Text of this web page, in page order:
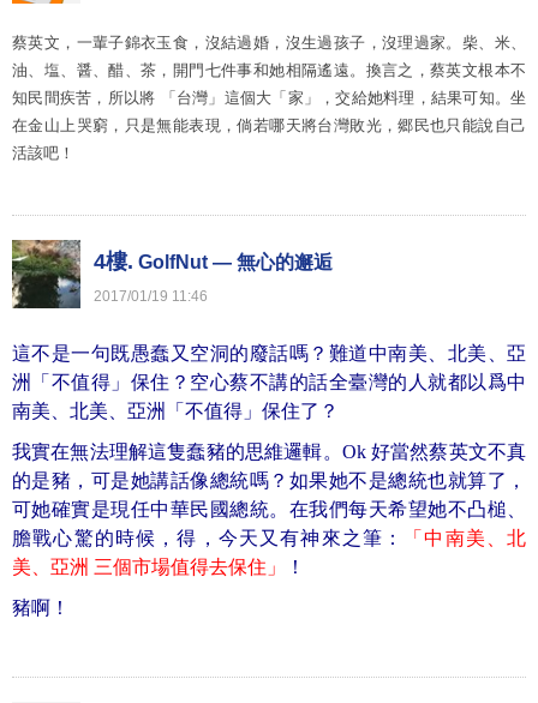
蔡英文，一輩子錦衣玉食，沒結過婚，沒生過孩子，沒理過家。柴、米、
油、塩、醤、醋、茶，開門七件事和她相隔遙遠。換言之，蔡英文根本不
知民間疾苦，所以將 「台灣」這個大「家」，交給她料理，結果可知。坐
在金山上哭窮，只是無能表現，倘若哪天將台灣敗光，郷民也只能說自己
活該吧！
4樓. GolfNut — 無心的邂逅
2017/01 /19 11 :46
這不是一句既愚蠢又空洞的廢話嗎？難道中南美、北美、亞
洲「不值得」保住？空心蔡不講的話全臺灣的人就都以爲中
南美、北美、亞洲「不值得」保住了？
我實在無法理解這隻蠢豬的思維邏輯。Ok 好當然蔡英文不真
的是豬，可是她講話像總統嗎？如果她不是總統也就算了，
可她確實是現任中華民國總統。在我們每天希望她不凸槌、
膽戰心驚的時候，得，今天又有神來之筆：
「中南美、北
美、亞洲 三個市場值得去保住」
！
豬啊！